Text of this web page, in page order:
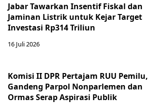
Jabar Tawarkan Insentif Fiskal dan
Jaminan Listrik untuk Kejar Target
Investasi Rp314 Triliun
16 Juli 2026
Komisi II DPR Pertajam RUU Pemilu,
Gandeng Parpol Nonparlemen dan
Ormas Serap Aspirasi Publik